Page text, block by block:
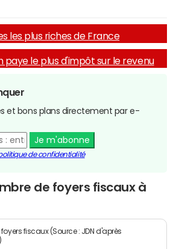
les plus riches de France
paye le plus d'impôt sur le revenu
et bons plans directement par e-
Je m'abonne
de confidentialité
de foyers fiscaux à
fiscaux (Source : JDN d'après